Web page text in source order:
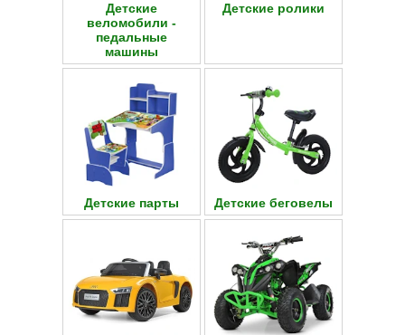
Детские
веломобили -
педальные
машины
Детские ролики
Детские парты Детские беговелы